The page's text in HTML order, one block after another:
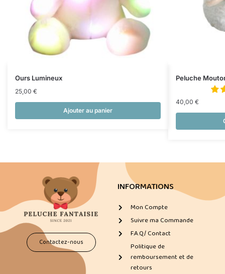
Ours Lumineux
25,00 €
Ajouter au panier
Peluche
40,00 €
Contactez-nous
INFORMATIONS
Mon Compte
Suivre ma Commande
F.A.Q/ Contact
Politique de
remboursement et de
retours